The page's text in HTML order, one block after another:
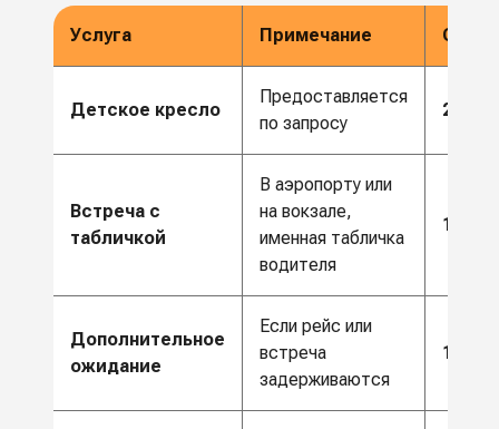
Услуга Примечание
Детское кресло
Предоставляется
по запросу
20 €
Встреча с
табличкой
В аэропорту или
на вокзале,
именная табличка
водителя
10 €
Дополнительное
ожидание
Если рейс или
встреча
задерживаются
10 €/